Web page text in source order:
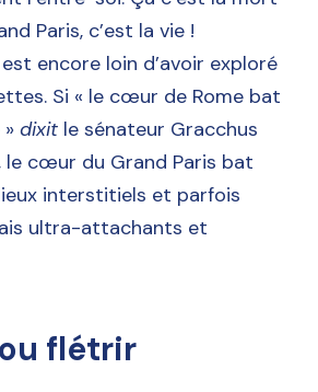
Paris, c’est la vie !
est encore loin d’avoir exploré
Si « le cœur de Rome bat
»dixit le sénateur Gracchus
le cœur du Grand Paris bat
interstitiels et parfois
ultra-attachants et
flétrir